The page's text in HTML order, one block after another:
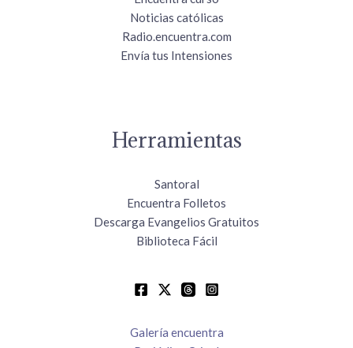
Noticias católicas
Radio.encuentra.com
Envía tus Intensiones
Herramientas
Santoral
Encuentra Folletos
Descarga Evangelios Gratuitos
Biblioteca Fácil
Galería encuentra